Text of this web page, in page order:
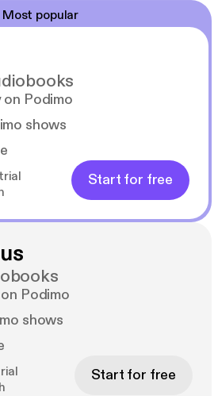
un precioso
y una gran historia llena de
perfecta para un día de
Most popular
Podimo
shows
Start for free
Podimo
shows
Start for free